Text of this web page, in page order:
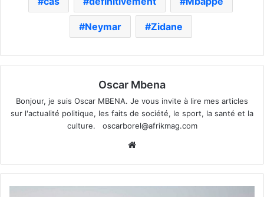
Neymar Zidane
Oscar Mbena
Bonjour, je suis Oscar MBENA. Je vous invite à lire mes articles
sur l'actualité politique, les faits de société, le sport, la santé et la
culture. oscarborel@afrikmag.com